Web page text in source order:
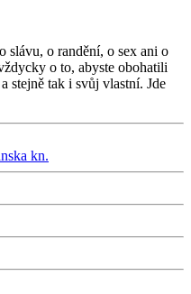
slávu, o randění, o sex ani o
o to, abyste obohatili
stejně tak i svůj vlastní. Jde
kn.